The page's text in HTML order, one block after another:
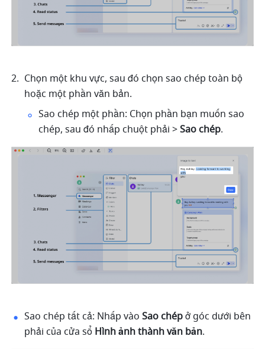
Chọn một khu vực, sau đó chọn sao chép toàn bộ
hoặc một phần văn bản.
Sao chép một phần: Chọn phần bạn muốn sao
chép, sau đó nhấp chuột phải > Sao chép.
Sao chép tất cả: Nhấp vào Sao chép ở góc dưới bên
phải của cửa sổ Hình ảnh thành văn bản.